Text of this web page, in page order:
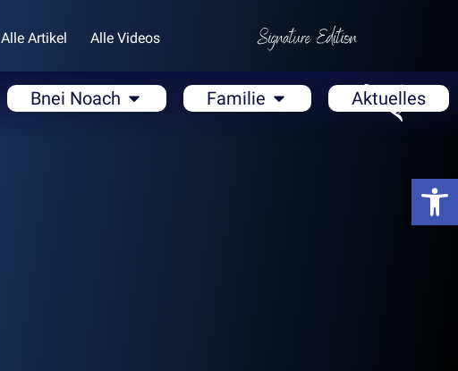
Alle Artikel Alle Videos
Bnei Noach Familie Aktuelles